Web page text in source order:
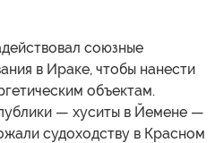
союзные
в Ираке, чтобы нанести
объектам.
— хуситы в Йемене —
судоходству в Красном